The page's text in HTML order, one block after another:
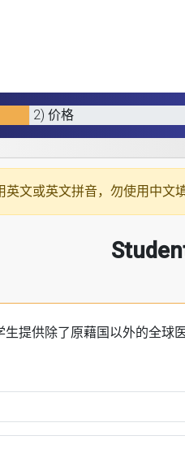
2) 价格
英文或英文拼音，勿使用中文
生提供除了原藉国以外的全球